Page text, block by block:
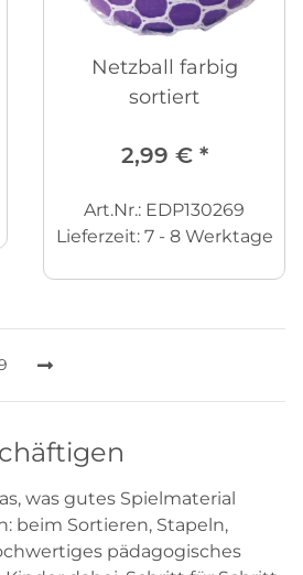
Netzball farbig
sortiert
2,99 € *
Art.Nr.: EDP130269
Lieferzeit: 7 - 8 Werktage
was gutes Spielmaterial
beim Sortieren, Stapeln,
pädagogisches